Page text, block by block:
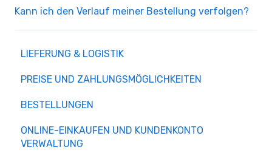
Kann ich den Verlauf meiner Bestellung verfolgen?
LIEFERUNG & LOGISTIK
PREISE UND ZAHLUNGSMÖGLICHKEITEN
BESTELLUNGEN
ONLINE-EINKAUFEN UND KUNDENKONTO
VERWALTUNG